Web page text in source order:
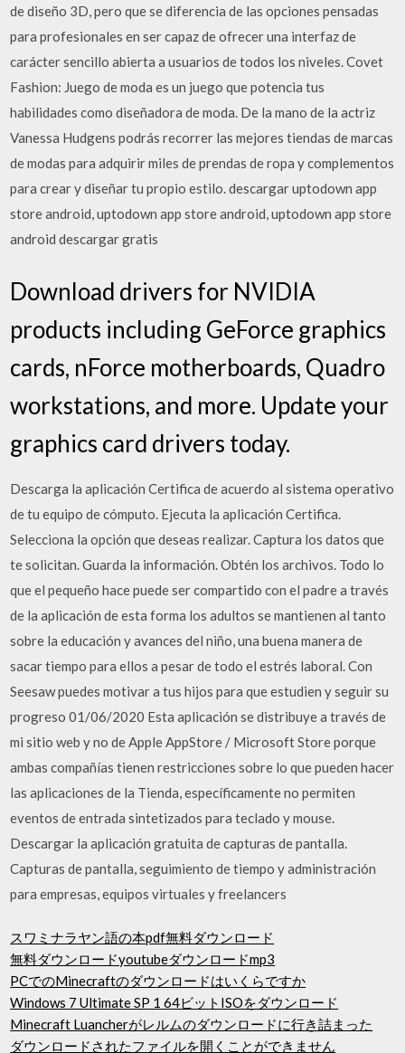
de diseño 3D, pero que se diferencia de las opciones pensadas
para profesionales en ser capaz de ofrecer una interfaz de
carácter sencillo abierta a usuarios de todos los niveles. Covet
Fashion: Juego de moda es un juego que potencia tus
habilidades como diseñadora de moda. De la mano de la actriz
Vanessa Hudgens podrás recorrer las mejores tiendas de marcas
de modas para adquirir miles de prendas de ropa y complementos
para crear y diseñar tu propio estilo. descargar uptodown app
store android, uptodown app store android, uptodown app store
android descargar gratis
Download drivers for NVIDIA
products including GeForce graphics
cards, nForce motherboards, Quadro
workstations, and more. Update your
graphics card drivers today.
Descarga la aplicación Certifica de acuerdo al sistema operativo
de tu equipo de cómputo. Ejecuta la aplicación Certifica.
Selecciona la opción que deseas realizar. Captura los datos que
te solicitan. Guarda la información. Obtén los archivos. Todo lo
que el pequeño hace puede ser compartido con el padre a través
de la aplicación de esta forma los adultos se mantienen al tanto
sobre la educación y avances del niño, una buena manera de
sacar tiempo para ellos a pesar de todo el estrés laboral. Con
Seesaw puedes motivar a tus hijos para que estudien y seguir su
progreso 01/06/2020 Esta aplicación se distribuye a través de
mi sitio web y no de Apple AppStore / Microsoft Store porque
ambas compañías tienen restricciones sobre lo que pueden hacer
las aplicaciones de la Tienda, específicamente no permiten
eventos de entrada sintetizados para teclado y mouse.
Descargar la aplicación gratuita de capturas de pantalla.
Capturas de pantalla, seguimiento de tiempo y administración
para empresas, equipos virtuales y freelancers
スワミナラヤン語の本pdf無料ダウンロード
無料ダウンロードyoutubeダウンロードmp3
PCでのMinecraftのダウンロードはいくらですか
Windows 7 Ultimate SP 1 64ビットISOをダウンロード
Minecraft Luancherがレルムのダウンロードに行き詰まった
ダウンロードされたファイルを開くことができません